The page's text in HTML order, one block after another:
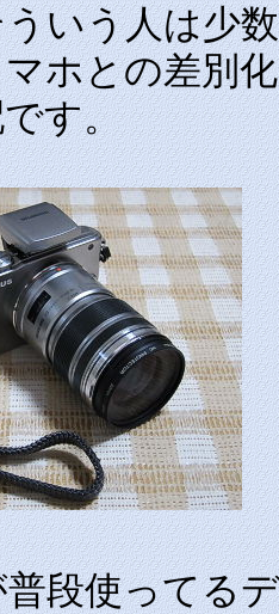
いう人は少
ホとの差別
す。
段使ってる